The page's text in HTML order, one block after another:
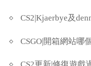
CS2|Kjaerbye及
CSGO|開箱網站哪